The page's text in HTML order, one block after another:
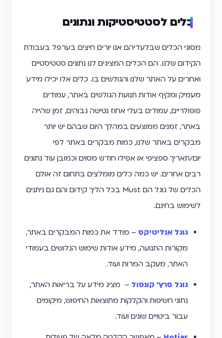
כלים לסטטיסטיקות ונתונים
מסוגי הכלים שבלעדיהם אנו יורים חיצים בערפל בעבודת
הקידום שלנו. הם הכלים המציגים לנו נתונים סטטיסטיים
ואחרים על האתר שלנו והגולשים בו. כלים אלו יכילו מידע
מעמיק ומקיף אודות תנועת הגולשים באתר, עמודים
פופולריים, עמודים בעלי אחוז נטישה גבוהים, זמן שהייה
באתר, זמנים ממוצעים במהלך היום שבהם יש יותר
מבקרים באתר שלנו, כמות מבקרים באתר לפי
יום/תאריך ספציפי או אפילו חודש מסוים וכמובן עוד נתונים
רבים אחרים. יש כמה כלים מומלצים בתחום זה אולם
הכלים של גוגל הם Must בכל הליך קידום והם גם ניתנים
לשימוש בחינם.
גוגל אנליטיקס – מודד את כמות המבקרים באתר,
מקורות התנועה, מידע אודות שימוש הגלושים בעמודי
האתר, מעקב המרות ועוד.
גוגל סרץ' קונסול – מציג מידע על בריאות האתר,
נתוני חשיפות והקלקות מתוצאות החיפוש, מיקומים
עבור ביטויים שונים ועוד.